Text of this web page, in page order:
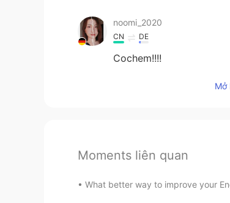
noomi_2020
CN DE
Cochem!!!!
Mở
Moments liên quan
What better way to improve your